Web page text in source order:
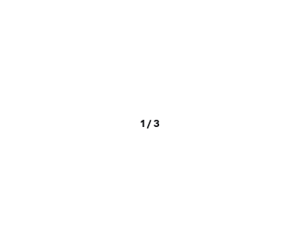
1 / 3